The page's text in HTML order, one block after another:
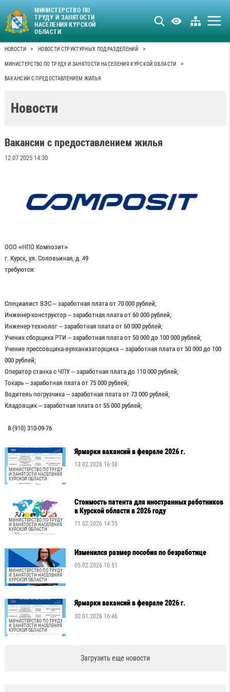
МИНИСТЕРСТВО ПО
ТРУДУ И ЗАНЯТОСТИ
НАСЕЛЕНИЯ КУРСКОЙ
ОБЛАСТИ
НОВОСТИ > НОВОСТИ СТРУКТУРНЫХ ПОДРАЗДЕЛЕНИЙ >
МИНИСТЕРСТВО ПО ТРУДУ И ЗАНЯТОСТИ НАСЕЛЕНИЯ КУРСКОЙ ОБЛАСТИ >
ВАКАНСИИ С ПРЕДОСТАВЛЕНИЕМ ЖИЛЬЯ
Новости
Вакансии с предоставлением жилья
12.07.2025 14:30
ООО «НПО Композит»
г. Курск, ул. Соловьиная, д. 49
требуются:
Специалист ВЭС – заработная плата от 70 000 рублей;
Инженер-конструктор – заработная плата от 60 000 рублей;
Инженер-технолог – заработная плата от 60 000 рублей;
Ученик сборщика РТИ – заработная плата от 50 000 до 100 000 рублей;
Учение прессовщика-вулканизаторщика – заработная плата от 50 000 до 100
000 рублей;
Оператор станка с ЧПУ – заработная плата до 110 000 рублей;
Токарь – заработная плата от 75 000 рублей;
Водитель погрузчика – заработная плата от 73 000 рублей;
Кладовщик – заработная плата от 55 000 рублей;
8 (910) 310-09-76
МИНИСТЕРСТВО ПО ТРУДУ
И ЗАНЯТОСТИ НАСЕЛЕНИЯ
КУРСКОЙ ОБЛАСТИ
Ярмарки вакансий в феврале 2026 г.
13.02.2026 16:38
МИНИСТЕРСТВО ПО ТРУДУ
И ЗАНЯТОСТИ НАСЕЛЕНИЯ
КУРСКОЙ ОБЛАСТИ
Стоимость патента для иностранных работников
в Курской области в 2026 году
11.02.2026 14:35
МИНИСТЕРСТВО ПО ТРУДУ
И ЗАНЯТОСТИ НАСЕЛЕНИЯ
КУРСКОЙ ОБЛАСТИ
Изменился размер пособия по безработице
05.02.2026 10:51
МИНИСТЕРСТВО ПО ТРУДУ
И ЗАНЯТОСТИ НАСЕЛЕНИЯ
КУРСКОЙ ОБЛАСТИ
Ярмарки вакансий в феврале 2026 г.
30.01.2026 16:46
Загрузить еще новости